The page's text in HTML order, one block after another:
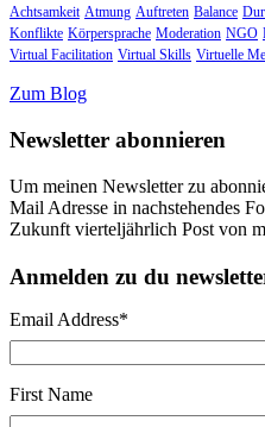
Achtsamkeit Atmung Auftreten Balance
Konflikte Körpersprache Moderation NGO
Virtual Facilitation Virtual Skills Virtuelle
Zum Blog
Newsletter abonnieren
Um meinen Newsletter zu
Mail Adresse in nachstehendes
Zukunft vierteljährlich Post von
Anmelden zu du
Email Address*
First Name